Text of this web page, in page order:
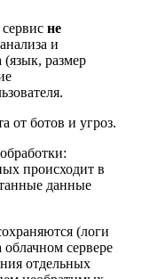
не
и
(язык, размер
от ботов и угроз.
происходит в
данные
(логи
сервере
отдельных